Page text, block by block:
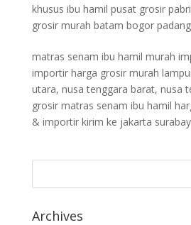
khusus ibu hamil pusat grosir
grosir murah batam bogor
matras senam ibu hamil murah
importir harga grosir murah
utara, nusa tenggara barat, nusa
grosir matras senam ibu hamil
& importir kirim ke jakarta
Archives